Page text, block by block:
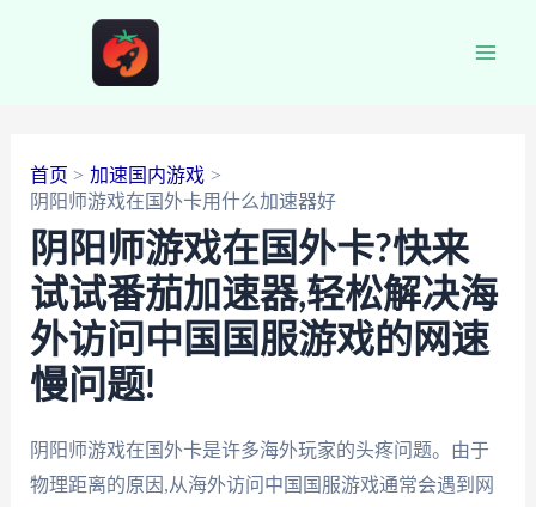
首页
加速国内游戏
阴阳师游戏在国外卡用什么加速器好
阴阳师游戏在国外卡?快来
试试番茄加速器,轻松解决海
外访问中国国服游戏的网速
慢问题!
阴阳师游戏在国外卡是许多海外玩家的头疼问题。由于
物理距离的原因,从海外访问中国国服游戏通常会遇到网